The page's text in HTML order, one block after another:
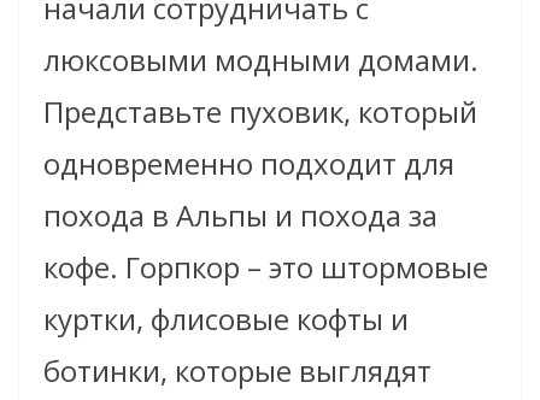
люксовыми модными домами.
Представьте пуховик, который
одновременно подходит для
похода в Альпы и похода за
кофе. Горпкор – это штормовые
куртки, флисовые кофты и
ботинки, которые выглядят